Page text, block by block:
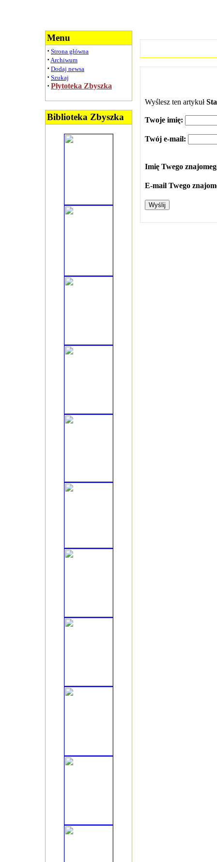
Menu
· Strona główna
· Archiwum
· Dodaj newsa
· Szukaj
· Płytoteka Zbyszka
Biblioteka Zbyszka
Wyślesz ten artykuł
Twoje imię:
Twój e-mail:
Imię Twego
E-mail Twego